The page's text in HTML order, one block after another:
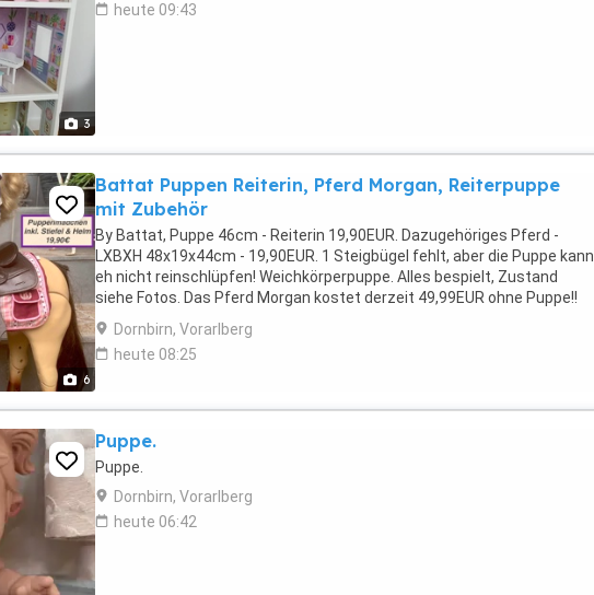
3
heute 09:43
6
Battat Puppen Reiterin, Pferd Morgan, Reiterpuppe
mit Zubehör
By Battat, Puppe 46cm - Reiterin 19,90EUR. Dazugehöriges Pferd -
LXBXH 48x19x44cm - 19,90EUR. 1 Steigbügel fehlt, aber die Puppe kann
eh nicht reinschlüpfen! Weichkörperpuppe. Alles bespielt, Zustand
siehe Fotos. Das Pferd Morgan kostet derzeit 49,99EUR ohne Puppe!!
Bitte beachten sie alle Fotos ...
Dornbirn, Vorarlberg
heute 08:25
Puppe.
Puppe.
Dornbirn, Vorarlberg
heute 06:42